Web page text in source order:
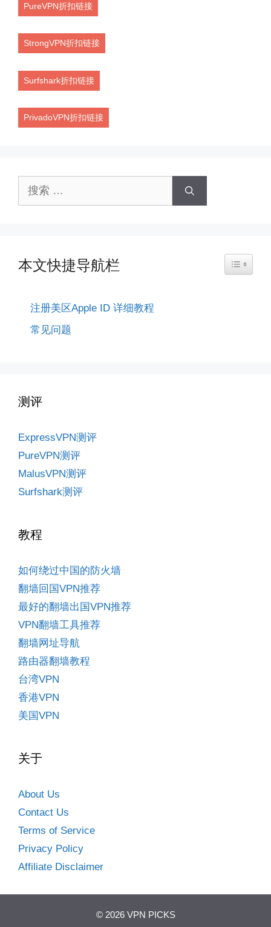
PureVPN折扣链接
StrongVPN折扣链接
Surfshark折扣链接
PrivadoVPN折扣链接
索：
本文快捷导航栏 Toggle
注册美区Apple ID 详细教程
常见问题
测评
ExpressVPN测评
PureVPN测评
MalusVPN测评
Surfshark测评
教程
如何绕过中国的防火墙
翻墙回国VPN推荐
最好的翻墙出国VPN推荐
VPN翻墙工具推荐
翻墙网址导航
路由器翻墙教程
台湾VPN
香港VPN
美国VPN
关于
About Us
Contact Us
Terms of Service
Privacy Policy
Affiliate Disclaimer
© 2026 VPN PICKS